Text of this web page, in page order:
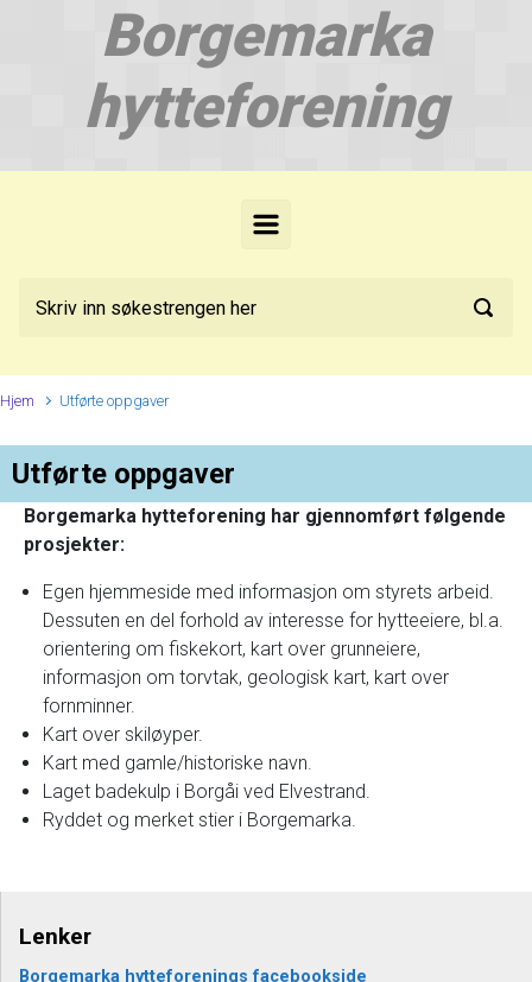
Skip to main content
Borgemarka
hytteforening
Hjem Utførte oppgaver
Utførte oppgaver
Borgemarka hytteforening har gjennomført følgende
prosjekter:
Egen hjemmeside med informasjon om styrets arbeid.
Dessuten en del forhold av interesse for hytteeiere, bl.a.
orientering om fiskekort, kart over grunneiere,
informasjon om torvtak, geologisk kart, kart over
fornminner.
Kart over skiløyper.
Kart med gamle/historiske navn.
Laget badekulp i Borgåi ved Elvestrand.
Ryddet og merket stier i Borgemarka.
Lenker
Borgemarka hytteforenings facebookside